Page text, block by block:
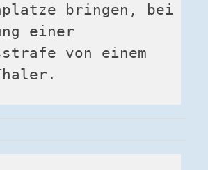
bringen, bei
einer
von einem